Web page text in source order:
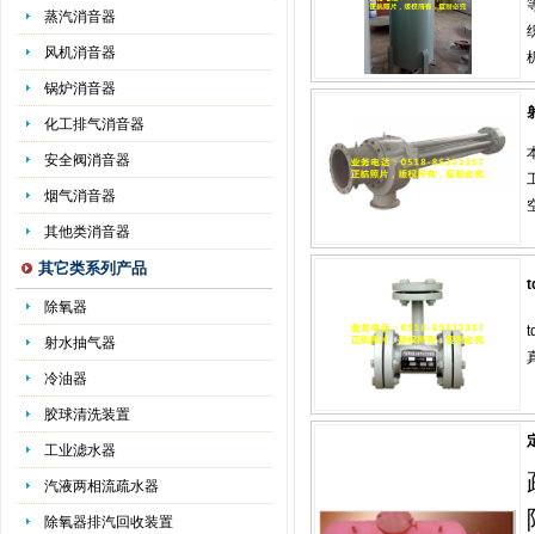
蒸汽消音器
风机消音器
锅炉消音器
化工排气消音器
安全阀消音器
烟气消音器
其他类消音器
其它类系列产品
除氧器
射水抽气器
冷油器
胶球清洗装置
工业滤水器
汽液两相流疏水器
除氧器排汽回收装置